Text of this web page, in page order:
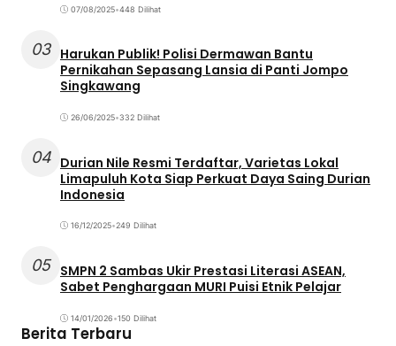
07/08/2025•448 Dilihat
03 Harukan Publik! Polisi Dermawan Bantu
Pernikahan Sepasang Lansia di Panti Jompo
Singkawang
26/06/2025•332 Dilihat
04 Durian Nile Resmi Terdaftar, Varietas Lokal
Limapuluh Kota Siap Perkuat Daya Saing Durian
Indonesia
16/12/2025•249 Dilihat
05 SMPN 2 Sambas Ukir Prestasi Literasi ASEAN,
Sabet Penghargaan MURI Puisi Etnik Pelajar
14/01/2026•150 Dilihat
Berita Terbaru